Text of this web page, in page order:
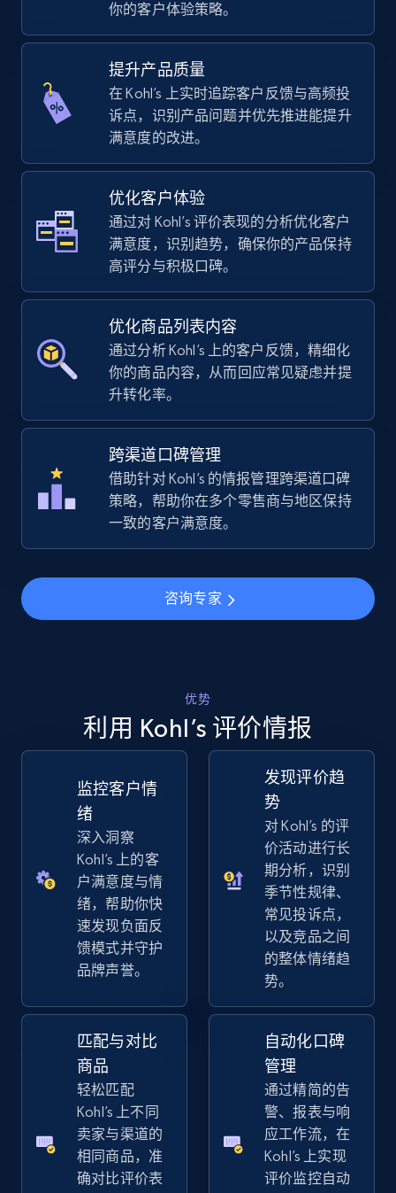
using sku numbers
URL, Final price, Sku, Currency, Gtin,
Specifications, Image urls, Top reviews, and
more.
875+ 立即开始
TikTok Shop
URL, Title, Available, Description, Currency, Initial
price, Final price, Discount percent, and more.
TikTok Shop - category
URL, Title, Available, Description, Currency, Initial
668+ 立即开始
TikTok Shop - Collect TikTok shop products
by keywords search
URL, Title, Available, Description, Currency, Initial
TikTok Shop - discover records by shop url
URL, Title, Available, Description, Currency, Initial
price, Final price, Discount percent, and more.
5.4K+ 668+ 立即开始
Amazon sellers info
Seller id, URL, Seller name, Description, Detailed
info, Stars, Feedbacks, Return policy, and more.
2.5K+ 立即开始
eBay
URL, Product id, Title, Seller name, Seller rating,
你的客户体验策略。
提升产品质量
在 Kohl’s 上实时追踪客户反馈与高频投
诉点，识别产品问题并优先推进能提升
满意度的改进。
优化客户体验
通过对 Kohl’s 评价表现的分析优化客户
满意度，识别趋势，确保你的产品保持
高评分与积极口碑。
优化商品列表内容
通过分析 Kohl’s 上的客户反馈，精细化
你的商品内容，从而回应常见疑虑并提
升转化率。
跨渠道口碑管理
借助针对 Kohl’s 的情报管理跨渠道口碑
策略，帮助你在多个零售商与地区保持
一致的客户满意度。
咨询专家
优势
利用 Kohl’s 评价情报
监控客户情
绪
深入洞察
Kohl’s 上的客
户满意度与情
绪，帮助你快
速发现负面反
馈模式并守护
品牌声誉。
发现评价趋
势
对 Kohl’s 的评
价活动进行长
期分析，识别
季节性规律、
常见投诉点，
以及竞品之间
的整体情绪趋
势。
匹配与对比
商品
轻松匹配
Kohl’s 上不同
卖家与渠道的
相同商品，准
确对比评价表
自动化口碑
管理
通过精简的告
警、报表与响
应工作流，在
Kohl’s 上实现
评价监控自动